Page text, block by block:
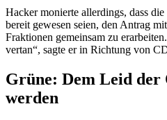
Hacker monierte allerdings, dass
bereit gewesen seien, den Antrag
Fraktionen gemeinsam zu
vertan“, sagte er in Richtung von
Grüne: Dem Leid der
werden